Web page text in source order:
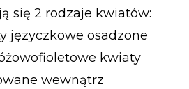
się 2 rodzaje kwiatów:
języczkowe osadzone
kwiaty
wewnątrz